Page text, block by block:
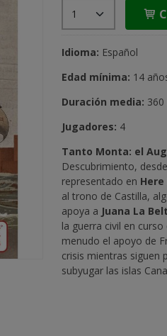
Idioma: Español
Edad mínima: 14
Duración media: 360
Jugadores: 4
Tanto Monta: el
Descubrimiento,
representado en Here
al trono de Castilla,
apoya a Juana La
la guerra civil en
menudo el apoyo de
crisis mientras siguen
subyugar las islas